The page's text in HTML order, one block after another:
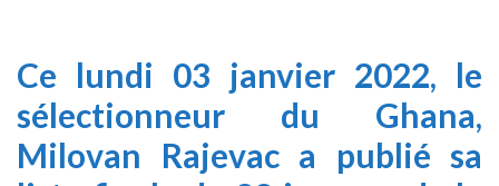
Ce lundi 03 janvier 2022, le
sélectionneur du Ghana,
Milovan Rajevac a publié sa